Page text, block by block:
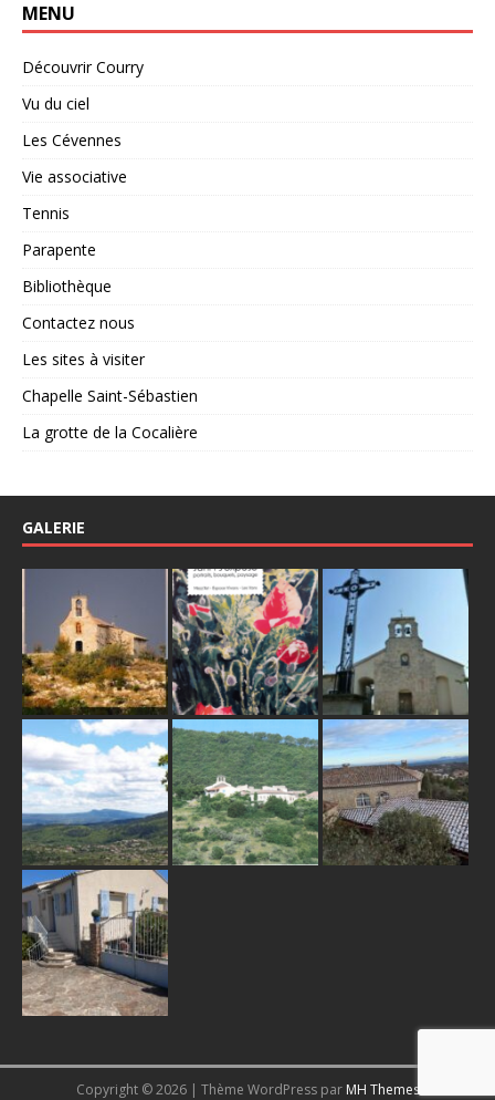
MENU
Découvrir Courry
Vu du ciel
Les Cévennes
Vie associative
Tennis
Parapente
Bibliothèque
Contactez nous
Les sites à visiter
Chapelle Saint-Sébastien
La grotte de la Cocalière
GALERIE
Copyright © 2026 | Thème WordPress par MH Themes